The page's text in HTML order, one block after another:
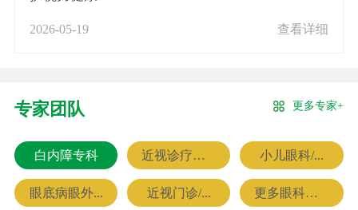
2026-05-19 查看详细
专家团队 更多专家+
白内障专科 近视诊疗专科 小儿眼科/...
眼底病眼外... 近视门诊/... 更多眼科专家